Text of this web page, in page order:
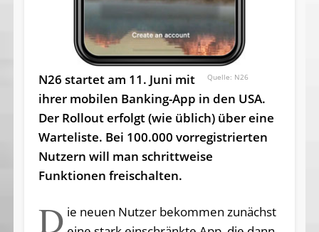
N26
N26 startet am 11. Juni mit
ihrer mobilen Banking-App in den USA.
Der Rollout erfolgt (wie üblich) über eine
Warteliste. Bei 100.000 vorregistrierten
Nutzern will man schrittweise
Funktionen freischalten.
D ie neuen Nutzer bekommen zunächst